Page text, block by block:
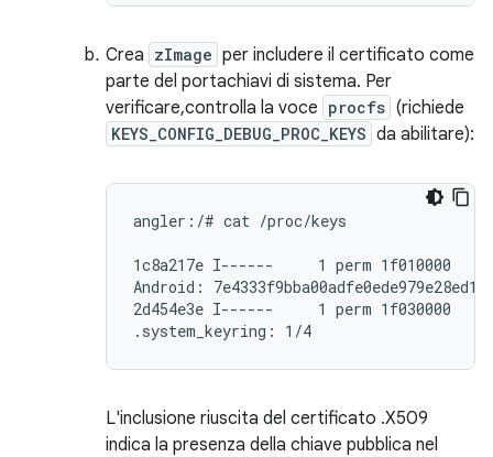
Crea zImage per includere il certificato come
parte del portachiavi di sistema. Per
verificare,controlla la voce procfs (richiede
KEYS_CONFIG_DEBUG_PROC_KEYS da abilitare):
angler:/# cat /proc/keys
1c8a217e I------     1 perm 1f010000
Android:
2d454e3e I------     1 perm 1f030000
.system_keyring: 1/4
L'inclusione riuscita del certificato .X509
indica la presenza della chiave pubblica nel